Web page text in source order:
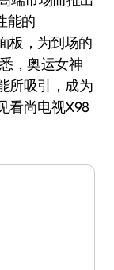
能的
板，为到场的
，奥运女神
所吸引，成为
看尚电视X98